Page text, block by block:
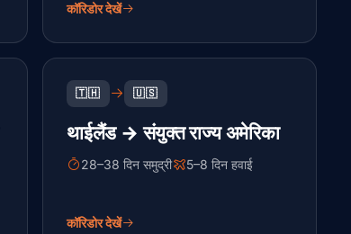
कॉरिडोर देखें
🇹🇭 🇺🇸
थाईलैंड → संयुक्त राज्य अमेरिका
28–38 दिन समुद्री 5–8 दिन हवाई
कॉरिडोर देखें